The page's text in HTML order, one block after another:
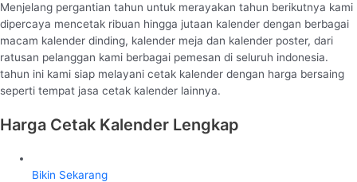
Menjelang pergantian tahun untuk merayakan tahun berikutnya kami
dipercaya mencetak ribuan hingga jutaan kalender dengan berbagai
macam kalender dinding, kalender meja dan kalender poster, dari
ratusan pelanggan kami berbagai pemesan di seluruh indonesia.
tahun ini kami siap melayani cetak kalender dengan harga bersaing
seperti tempat jasa cetak kalender lainnya.
Harga Cetak Kalender Lengkap
Bikin Sekarang